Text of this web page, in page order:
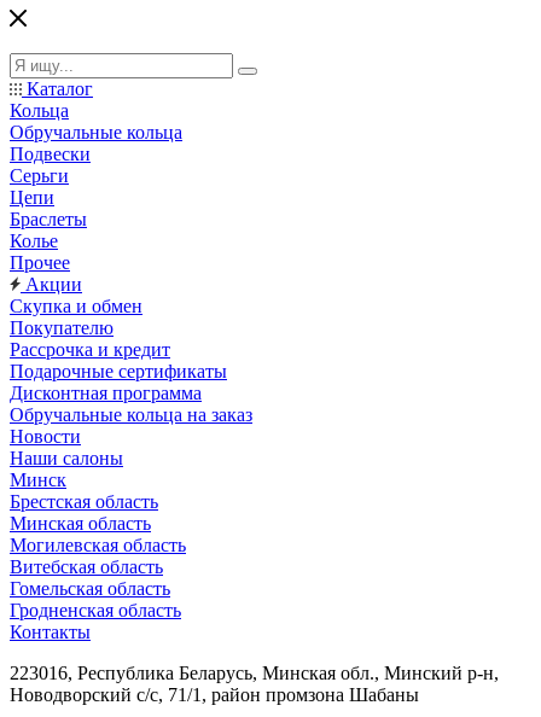
Каталог
Кольца
Обручальные кольца
Подвески
Серьги
Цепи
Браслеты
Колье
Прочее
Акции
Скупка и обмен
Покупателю
Рассрочка и кредит
Подарочные сертификаты
Дисконтная программа
Обручальные кольца на заказ
Новости
Наши салоны
Минск
Брестская область
Минская область
Могилевская область
Витебская область
Гомельская область
Гродненская область
Контакты
223016, Республика Беларусь, Минская обл., Минский р-н,
Новодворский с/с, 71/1, район промзона Шабаны